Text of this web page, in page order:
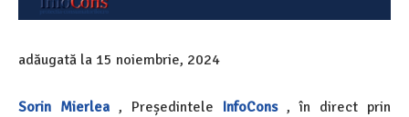
adăugată la 15 noiembrie, 2024
Sorin Mierlea , Președintele InfoCons, în direct prin